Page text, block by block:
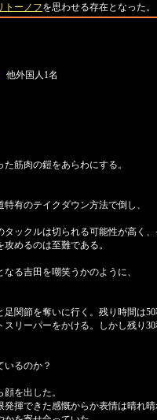
トーノフを思わせる存在となった。
他外国人1名
筋肉の鎧をあらわにする。
有のテイクダウン方法で倒し、
ックルは切られる可能性が高く
めるのは至難である。
る吉田を嘲笑うかのように、
関節を奪いに行く。残り時間は
リーパーをかける。しかし残り
るのか？
を出した。
揮できた感慨からか表情は晴れ